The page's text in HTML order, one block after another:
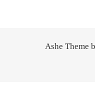
Ashe Theme